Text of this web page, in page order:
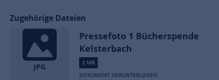
Zugehörige Dateien
JPG
Pressefoto 1 Bücherspende
Kelsterbach
2 MB
DOKUMENT HERUNTERLADEN